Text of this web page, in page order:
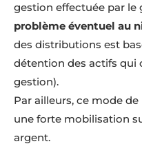
gestion effectuée par le
problème éventuel au
des distributions est
détention des actifs qui
gestion).
Par ailleurs, ce mode
une forte mobilisation
argent.